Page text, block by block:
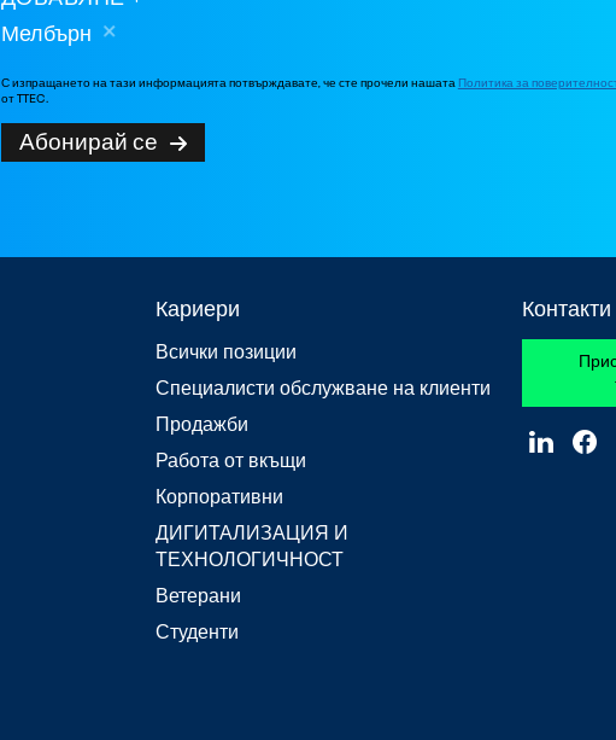
Мелбърн
С изпращането на тази информацията потвърждавате, че сте прочели нашата Политика за
от TTEC.
Абонирай се
Кариери
Всички позиции
Специалисти обслужване на клиенти
Продажби
Работа от вкъщи
Корпоративни
ДИГИТАЛИЗАЦИЯ И
ТЕХНОЛОГИЧНОСТ
Ветерани
Студенти
Контакти